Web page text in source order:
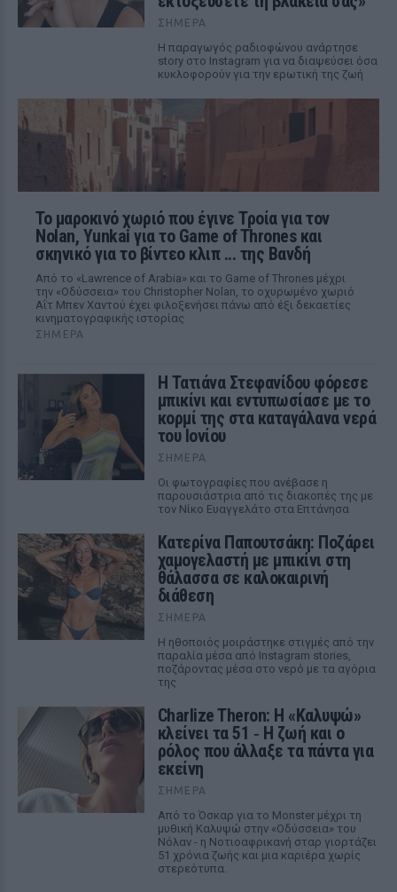
ΣΉΜΕΡΑ
Η παραγωγός ραδιοφώνου ανάρτησε
story στο Instagram για να διαψεύσει όσα
κυκλοφορούν για την ερωτική της ζωή
Το μαροκινό χωριό που έγινε Τροία για τον
Nolan, Yunkai για το Game of Thrones και
σκηνικό για το βίντεο κλιπ ... της Βανδή
Από το «Lawrence of Arabia» και το Game of Thrones μέχρι
την «Οδύσσεια» του Christopher Nolan, το οχυρωμένο χωριό
Αΐτ Μπεν Χαντού έχει φιλοξενήσει πάνω από έξι δεκαετίες
κινηματογραφικής ιστορίας
ΣΉΜΕΡΑ
Η Τατιάνα Στεφανίδου φόρεσε
μπικίνι και εντυπωσίασε με το
κορμί της στα καταγάλανα νερά
του Ιονίου
ΣΉΜΕΡΑ
Οι φωτογραφίες που ανέβασε η
παρουσιάστρια από τις διακοπές της με
τον Νίκο Ευαγγελάτο στα Επτάνησα
Κατερίνα Παπουτσάκη: Ποζάρει
χαμογελαστή με μπικίνι στη
θάλασσα σε καλοκαιρινή
διάθεση
ΣΉΜΕΡΑ
Η ηθοποιός μοιράστηκε στιγμές από την
παραλία μέσα από Instagram stories,
ποζάροντας μέσα στο νερό με τα αγόρια
της
Charlize Theron: Η «Καλυψώ»
κλείνει τα 51 ‑ H ζωή και ο
ρόλος που άλλαξε τα πάντα για
εκείνη
ΣΉΜΕΡΑ
Από το Όσκαρ για το Monster μέχρι τη
μυθική Καλυψώ στην «Οδύσσεια» του
Νόλαν - η Νοτιοαφρικανή σταρ γιορτάζει
51 χρόνια ζωής και μια καριέρα χωρίς
στερεότυπα.